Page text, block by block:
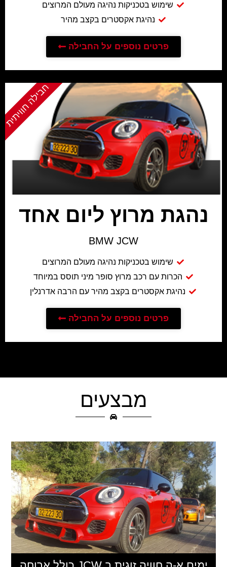
שימוש בטכניקות נהיגה מעולם המרוצים
נהיגת אקסטרים בקצב מהיר
פרטים נוספים על החבילה
חבילה חוויתית
נהגת מרוץ ליום אחד
BMW JCW
שימוש בטכניקות נהיגה מעולם המרוצים
הכרות עם רכב מרוץ סופר מיני תוסס במיוחד
נהיגת אקסטרים בקצב מהיר עם הרבה אדרנלין
פרטים נוספים על החבילה
מבצעים